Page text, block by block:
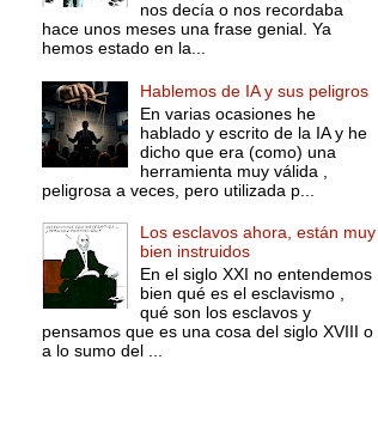
nos decía o nos recordaba
hace unos meses una frase genial. Ya
hemos estado en la...
Hablemos de IA y sus peligros
En varias ocasiones he
hablado y escrito de la IA y he
dicho que era (como) una
herramienta muy válida ,
peligrosa a veces, pero utilizada p...
Los esclavos ahora, están muy
bien instruidos
En el siglo XXI no entendemos
bien qué es el esclavismo ,
qué son los esclavos y
pensamos que es una cosa del siglo XVIII o
a lo sumo del ...